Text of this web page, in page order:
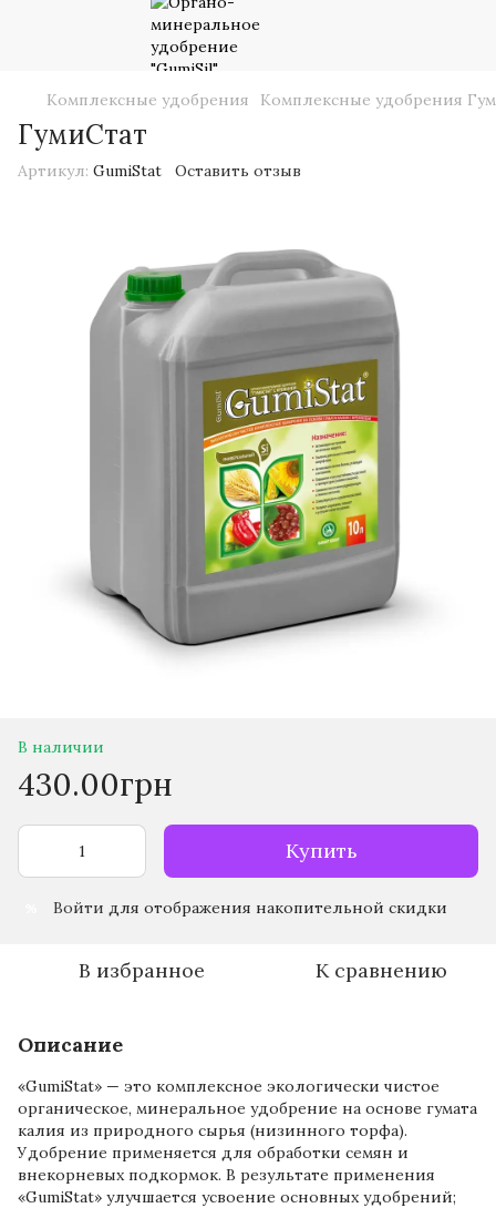
Комплексные удобрения Комплексные удобрения
ГумиСтат
Артикул: GumiStat Оставить отзыв
В наличии
430.00грн
Купить
Войти для отображения накопительной скидки
В избранное К сравнению
Описание
«GumiStat» — это комплексное экологически чистое
органическое, минеральное удобрение на основе гумата
калия из природного сырья (низинного торфа).
Удобрение применяется для обработки семян и
внекорневых подкормок. В результате применения
«GumiStat» улучшается усвоение основных удобрений;